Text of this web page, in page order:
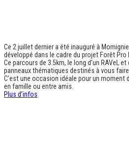
Ce 2 juillet dernier a été inauguré à
développé dans le cadre du projet Forêt Pro
Ce parcours de 3.5km, le long d’un RAVeL
panneaux thématiques destinés à vous
C’est une occasion idéale pour un
en famille ou entre amis.
Plus d’infos